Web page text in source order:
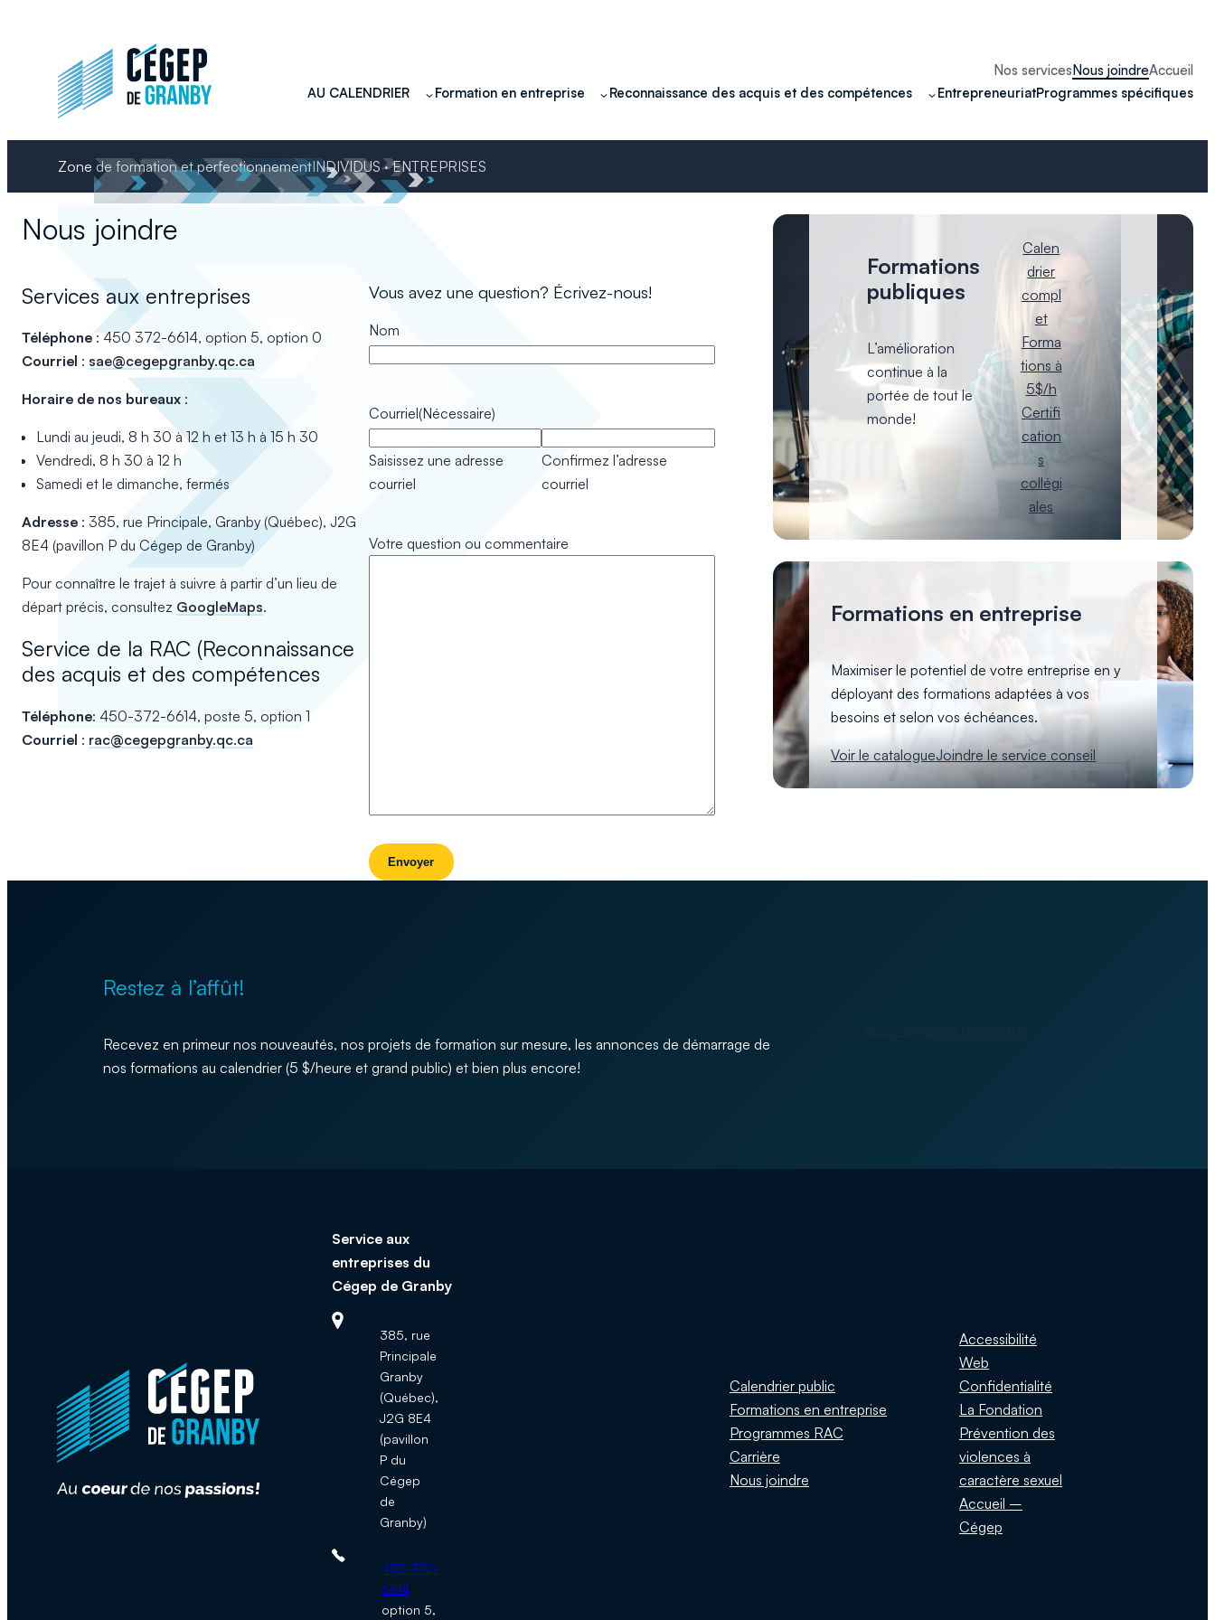
Nos servicesNous joindreAccueil
AU CALENDRIER
Formation en entreprise Reconnaissance des acquis et des compétences EntrepreneuriatProgrammes spécifiques
Zone de formation et perfectionnementINDIVIDUS · ENTREPRISES
Nous joindre
Services aux entreprises
Téléphone: 450 372-6614, option 5, option 0
Courriel : sae@cegepgranby.qc.ca
Horaire de nos bureaux :
Lundi au jeudi, 8 h 30 à 12 h et 13 h à 15 h 30
Vendredi, 8 h 30 à 12 h
Samedi et le dimanche, fermés
Adresse : 385, rue Principale, Granby (Québec), J2G
8E4 (pavillon P du Cégep de Granby)
Pour connaître le trajet à suivre à partir d’un lieu de
départ précis, consultez GoogleMaps.
Service de la RAC (Reconnaissance
des acquis et des compétences
Téléphone: 450-372-6614, poste 5, option 1
Courriel : rac@cegepgranby.qc.ca
Vous avez une question? Écrivez-nous!
Nom
Courriel(Nécessaire)
Saisissez une adresse
courriel
Confirmez l’adresse
courriel
Votre question ou commentaire
Formations
publiques
L’amélioration
continue à la
portée de tout le
monde!
Calen
drier
compl
et
Forma
tions à
5$/h
Certifi
cation
s
collégi
ales
Formations en entreprise
Maximiser le potentiel de votre entreprise en y
déployant des formations adaptées à vos
besoins et selon vos échéances.
Voir le catalogueJoindre le service conseil
Restez à l’affût!
Recevez en primeur nos nouveautés, nos projets de formation sur mesure, les annonces de démarrage de
nos formations au calendrier (5 $/heure et grand public) et bien plus encore!
Service aux
entreprises du
Cégep de Granby
Adresse :
385, rue
Principale
Granby
(Québec),
J2G 8E4
(pavillon
P du
Cégep
de
Granby)
Téléphone :
450 372-
6614
option 5,
Calendrier public
Formations en entreprise
Programmes RAC
Carrière
Nous joindre
Accessibilité
Web
Confidentialité
La Fondation
Prévention des
violences à
caractère sexuel
Accueil –
Cégep